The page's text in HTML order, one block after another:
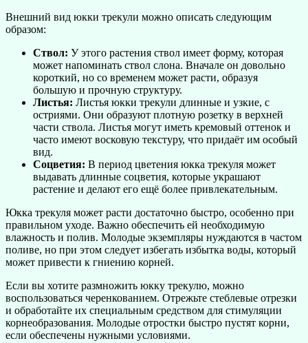
Внешний вид юкки трекули можно описать следующим
образом:
Ствол: У этого растения ствол имеет форму, которая
может напоминать ствол слона. Вначале он довольно
короткий, но со временем может расти, образуя
большую и прочную структуру.
Листья: Листья юкки трекули длинные и узкие, с
остриями. Они образуют плотную розетку в верхней
части ствола. Листья могут иметь кремовый оттенок и
часто имеют восковую текстуру, что придаёт им особый
вид.
Соцветия: В период цветения юкка трекуля может
выдавать длинные соцветия, которые украшают
растение и делают его ещё более привлекательным.
Юкка трекуля может расти достаточно быстро, особенно при
правильном уходе. Важно обеспечить ей необходимую
влажность и полив. Молодые экземпляры нуждаются в частом
поливе, но при этом следует избегать избытка воды, который
может привести к гниению корней.
Если вы хотите размножить юкку трекулю, можно
воспользоваться черенкованием. Отрежьте стеблевые отрезки
и обработайте их специальным средством для стимуляции
корнеобразования. Молодые отростки быстро пустят корни,
если обеспечены нужными условиями.